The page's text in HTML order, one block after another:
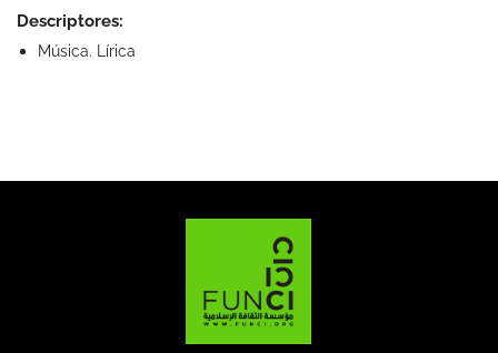
Descriptores:
Música. Lírica